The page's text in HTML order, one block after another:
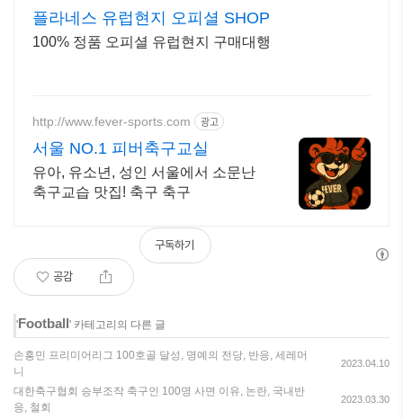
플라네스 유럽현지 오피셜 SHOP
100% 정품 오피셜 유럽현지 구매대행
http://www.fever-sports.com 광고
서울 NO.1 피버축구교실
유아, 유소년, 성인 서울에서 소문난
축구교습 맛집! 축구 축구
공감
구독하기
'Football' 카테고리의 다른 글
손흥민 프리미어리그 100호골 달성, 명예의 전당, 반응, 세레머
니
2023.04.10
대한축구협회 승부조작 축구인 100명 사면 이유, 논란, 국내반
응, 철회
2023.03.30